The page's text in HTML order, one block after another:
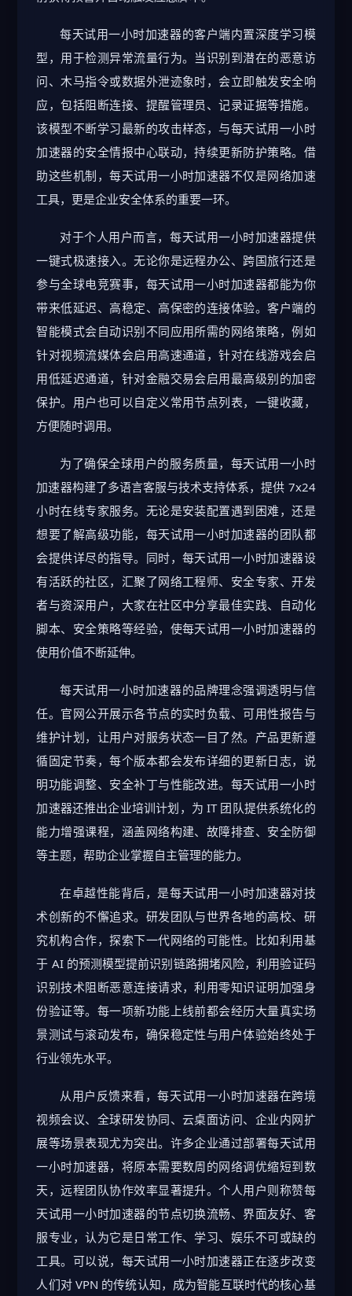
每天试用一小时加速器的客户端内置深度学习模
型，用于检测异常流量行为。当识别到潜在的恶意访
问、木马指令或数据外泄迹象时，会立即触发安全响
应，包括阻断连接、提醒管理员、记录证据等措施。
该模型不断学习最新的攻击样态，与每天试用一小时
加速器的安全情报中心联动，持续更新防护策略。借
助这些机制，每天试用一小时加速器不仅是网络加速
工具，更是企业安全体系的重要一环。
对于个人用户而言，每天试用一小时加速器提供
一键式极速接入。无论你是远程办公、跨国旅行还是
参与全球电竞赛事，每天试用一小时加速器都能为你
带来低延迟、高稳定、高保密的连接体验。客户端的
智能模式会自动识别不同应用所需的网络策略，例如
针对视频流媒体会启用高速通道，针对在线游戏会启
用低延迟通道，针对金融交易会启用最高级别的加密
保护。用户也可以自定义常用节点列表，一键收藏，
方便随时调用。
为了确保全球用户的服务质量，每天试用一小时
加速器构建了多语言客服与技术支持体系，提供 7x24
小时在线专家服务。无论是安装配置遇到困难，还是
想要了解高级功能，每天试用一小时加速器的团队都
会提供详尽的指导。同时，每天试用一小时加速器设
有活跃的社区，汇聚了网络工程师、安全专家、开发
者与资深用户，大家在社区中分享最佳实践、自动化
脚本、安全策略等经验，使每天试用一小时加速器的
使用价值不断延伸。
每天试用一小时加速器的品牌理念强调透明与信
任。官网公开展示各节点的实时负载、可用性报告与
维护计划，让用户对服务状态一目了然。产品更新遵
循固定节奏，每个版本都会发布详细的更新日志，说
明功能调整、安全补丁与性能改进。每天试用一小时
加速器还推出企业培训计划，为 IT 团队提供系统化的
能力增强课程，涵盖网络构建、故障排查、安全防御
等主题，帮助企业掌握自主管理的能力。
在卓越性能背后，是每天试用一小时加速器对技
术创新的不懈追求。研发团队与世界各地的高校、研
究机构合作，探索下一代网络的可能性。比如利用基
于 AI 的预测模型提前识别链路拥堵风险，利用验证码
识别技术阻断恶意连接请求，利用零知识证明加强身
份验证等。每一项新功能上线前都会经历大量真实场
景测试与滚动发布，确保稳定性与用户体验始终处于
行业领先水平。
从用户反馈来看，每天试用一小时加速器在跨境
视频会议、全球研发协同、云桌面访问、企业内网扩
展等场景表现尤为突出。许多企业通过部署每天试用
一小时加速器，将原本需要数周的网络调优缩短到数
天，远程团队协作效率显著提升。个人用户则称赞每
天试用一小时加速器的节点切换流畅、界面友好、客
服专业，认为它是日常工作、学习、娱乐不可或缺的
工具。可以说，每天试用一小时加速器正在逐步改变
人们对 VPN 的传统认知，成为智能互联时代的核心基